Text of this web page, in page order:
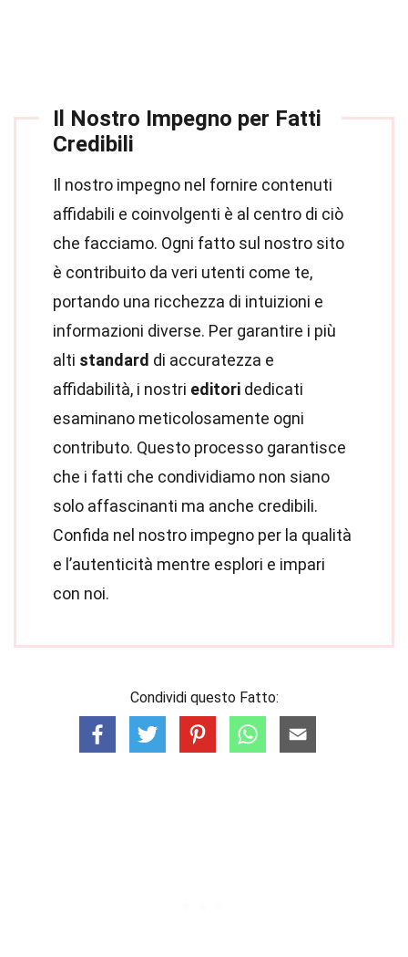
Il Nostro Impegno per Fatti
Credibili
Il nostro impegno nel fornire contenuti
affidabili e coinvolgenti è al centro di ciò
che facciamo. Ogni fatto sul nostro sito
è contribuito da veri utenti come te,
portando una ricchezza di intuizioni e
informazioni diverse. Per garantire i più
alti standard di accuratezza e
affidabilità, i nostri editori dedicati
esaminano meticolosamente ogni
contributo. Questo processo garantisce
che i fatti che condividiamo non siano
solo affascinanti ma anche credibili.
Confida nel nostro impegno per la qualità
e l’autenticità mentre esplori e impari
con noi.
Condividi questo Fatto: